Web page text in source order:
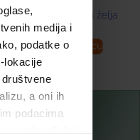
medija i
podatke o
lokacije
a oni ih
podacima
Dodaj u listu želja
Dodaj u košaricu